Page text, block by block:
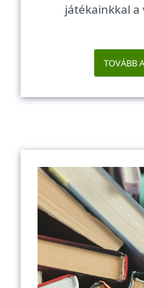
játékainkkal a
TOVÁBB